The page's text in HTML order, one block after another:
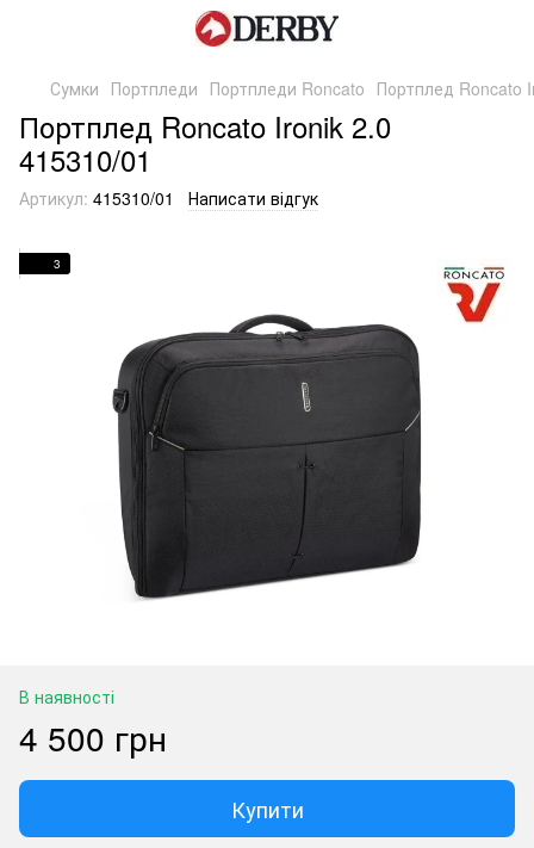
Сумки Портпледи Портпледи Roncato Портплед Roncato
Портплед Roncato Ironik 2.0
415310/01
Артикул: 415310/01 Написати відгук
3
В наявності
4 500 грн
Купити